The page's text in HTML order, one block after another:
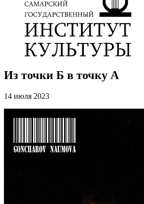
Из точки Б в точку А
14 июля 2023